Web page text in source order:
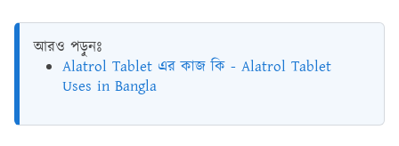
আরও পড়ুনঃ
Alatrol Tablet এর কাজ কি - Alatrol Tablet
Uses in Bangla